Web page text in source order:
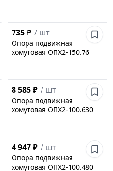
735 ₽ / шт
Опора подвижная
хомутовая ОПХ2-150.76
8 585 ₽ / шт
Опора подвижная
хомутовая ОПХ2-100.630
4 947 ₽ / шт
Опора подвижная
хомутовая ОПХ2-100.480